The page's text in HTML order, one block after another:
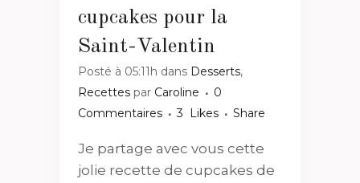
cupcakes pour la
Saint-Valentin
Posté à 05:11h dans Desserts,
Recettes par Caroline
0
Commentaires
3 Likes Share
Je partage avec vous cette
jolie recette de cupcakes de